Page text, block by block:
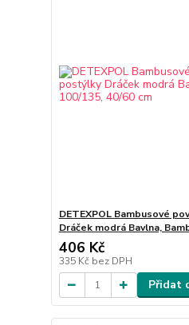
DETEXPOL Bambusové
Dráček modrá Bavlna,
406 Kč
335 Kč bez DPH
Přidat